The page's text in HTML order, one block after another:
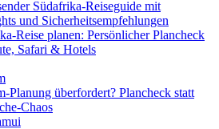
Südafrika-Reiseguide mit
und Sicherheitsempfehlungen
Reise planen: Persönlicher Plancheck
Safari & Hotels
Planung überfordert? Plancheck statt
Chaos